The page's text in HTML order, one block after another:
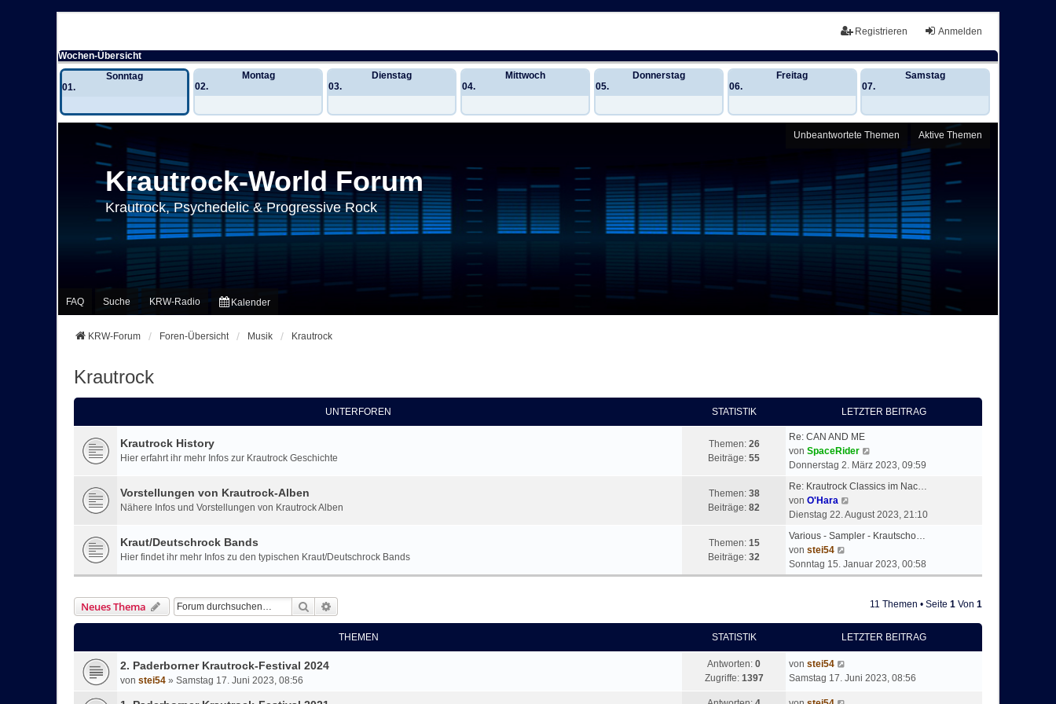
Anmelden
Registrieren
Wochen-Übersicht
Sonntag
01.
Montag
02.
Dienstag
03.
Mittwoch
04.
Donnerstag
05.
Freitag
06.
Samstag
07.
Unbeantwortete Themen Aktive Themen
Krautrock-World Forum
Krautrock, Psychedelic & Progressive Rock
FAQ Suche KRW-Radio Kalender
KRW-Forum Foren-Übersicht Musik Krautrock
Krautrock
UNTERFOREN STATISTIK LETZTER BEITRAG
Krautrock History
Hier erfahrt ihr mehr Infos zur Krautrock Geschichte
Themen: 26
Beiträge: 55
Re: CAN AND ME
von SpaceRider
e
e
t
e
B
e
t
a
Donnerstag 2. März 2023, 09:59
Vorstellungen von Krautrock-Alben
Nähere Infos und Vorstellungen von Krautrock Alben
Themen: 38
Beiträge: 82
Re: Krautrock Classics im Nac…
von O'Hara
e
e
t
i
a
Dienstag 22. August 2023, 21:10
Kraut/Deutschrock Bands
Hier findet ihr mehr Infos zu den typischen Kraut/Deutschrock Bands
Themen: 15
Beiträge: 32
Various - Sampler - Krautscho…
von stei54
e
u
e
e
Sonntag 15. Januar 2023, 00:58
Neues Thema Suche 11 Themen • Seite 1 Von 1
THEMEN STATISTIK LETZTER BEITRAG
2. Paderborner Krautrock-Festival 2024
von stei54 » Samstag 17. Juni 2023, 08:56
Antworten: 0
Zugriffe: 1397
von stei54
Samstag 17. Juni 2023, 08:56